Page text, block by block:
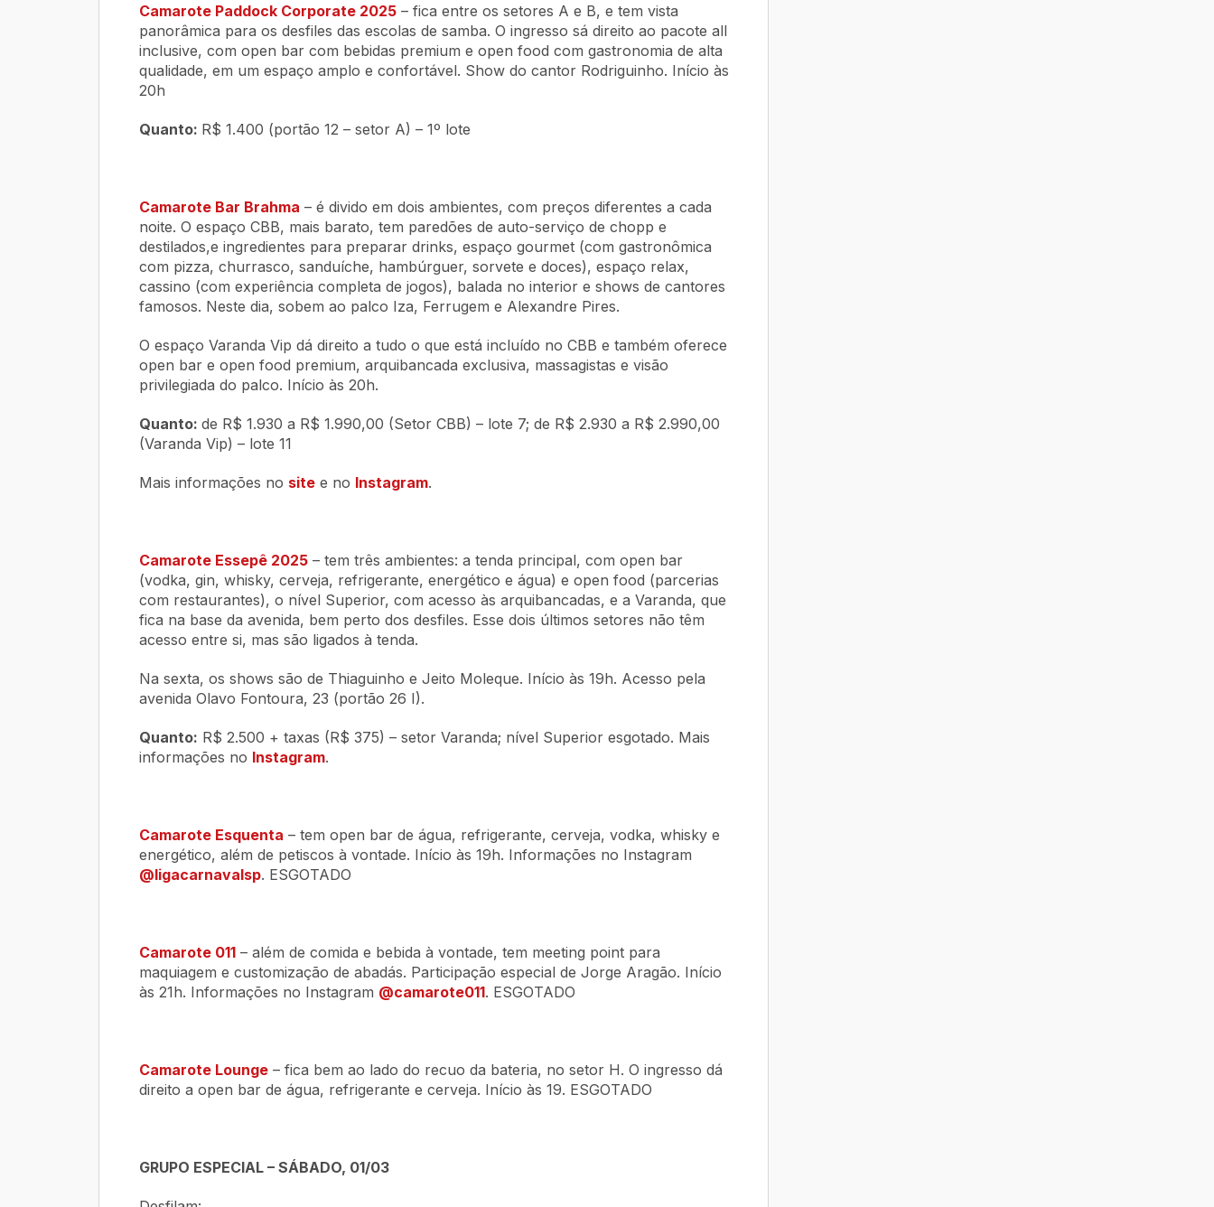
Camarote Paddock Corporate 2025– fica entre os setores A e B, e tem vista
panorâmica para os desfiles das escolas de samba. O ingresso sá direito ao pacote all
inclusive, com open bar com bebidas premium e open food com gastronomia de alta
qualidade, em um espaço amplo e confortável. Show do cantor Rodriguinho. Início às
20h
Quanto: R$ 1.400 (portão 12 – setor A) – 1º lote
Camarote Bar Brahma – é divido em dois ambientes, com preços diferentes a cada
noite. O espaço CBB, mais barato, tem paredões de auto-serviço de chopp e
destilados,e ingredientes para preparar drinks, espaço gourmet (com gastronômica
com pizza, churrasco, sanduíche, hambúrguer, sorvete e doces), espaço relax,
cassino (com experiência completa de jogos), balada no interior e shows de cantores
famosos. Neste dia, sobem ao palco Iza, Ferrugem e Alexandre Pires.
O espaço Varanda Vip dá direito a tudo o que está incluído no CBB e também oferece
open bar e open food premium, arquibancada exclusiva, massagistas e visão
privilegiada do palco. Início às 20h.
Quanto: de R$ 1.930 a R$ 1.990,00 (Setor CBB) – lote 7; de R$ 2.930 a R$ 2.990,00
(Varanda Vip) – lote 11
Mais informações no sitee no Instagram.
Camarote Essepê 2025– tem três ambientes: a tenda principal, com open bar
(vodka, gin, whisky, cerveja, refrigerante, energético e água) e open food (parcerias
com restaurantes), o nível Superior, com acesso às arquibancadas, e a Varanda, que
fica na base da avenida, bem perto dos desfiles. Esse dois últimos setores não têm
acesso entre si, mas são ligados à tenda.
Na sexta, os shows são de Thiaguinho e Jeito Moleque. Início às 19h. Acesso pela
avenida Olavo Fontoura, 23 (portão 26 I).
Quanto: R$ 2.500 + taxas (R$ 375) – setor Varanda; nível Superior esgotado. Mais
informações no Instagram.
Camarote Esquenta – tem open bar de água, refrigerante, cerveja, vodka, whisky e
energético, além de petiscos à vontade. Início às 19h. Informações no Instagram
@ligacarnavalsp. ESGOTADO
Camarote 011– além de comida e bebida à vontade, tem meeting point para
maquiagem e customização de abadás. Participação especial de Jorge Aragão. Início
às 21h. Informações no Instagram @camarote011. ESGOTADO
Camarote Lounge– fica bem ao lado do recuo da bateria, no setor H. O ingresso dá
direito a open bar de água, refrigerante e cerveja. Início às 19. ESGOTADO
GRUPO ESPECIAL – SÁBADO, 01/03